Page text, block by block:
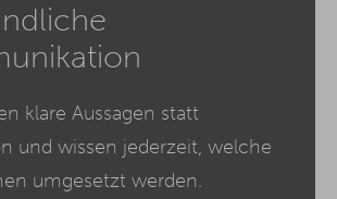
klare Aussagen statt
und wissen jederzeit, welche
umgesetzt werden.